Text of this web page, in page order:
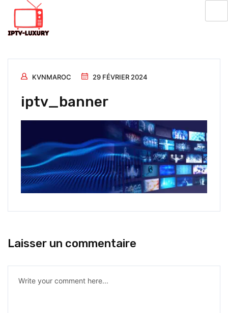
KVNMAROC 29 FÉVRIER 2024
iptv_banner
Laisser un commentaire